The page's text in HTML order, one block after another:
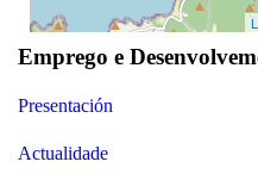
Emprego e
Presentación
Actualidade